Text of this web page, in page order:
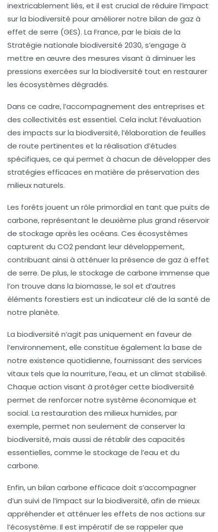
inextricablement liés, et il est crucial de réduire l’impact
sur la biodiversité pour améliorer notre bilan de gaz à
effet de serre (GES). La France, par le biais de la
Stratégie nationale biodiversité 2030, s’engage à
mettre en œuvre des mesures visant à diminuer les
pressions exercées sur la biodiversité tout en restaurer
les écosystèmes dégradés.
Dans ce cadre, l’accompagnement des entreprises et
des collectivités est essentiel. Cela inclut l’évaluation
des impacts sur la biodiversité, l’élaboration de feuilles
de route pertinentes et la réalisation d’études
spécifiques, ce qui permet à chacun de développer des
stratégies efficaces en matière de préservation des
milieux naturels.
Les forêts jouent un rôle primordial en tant que puits de
carbone, représentant le deuxième plus grand réservoir
de stockage après les océans. Ces écosystèmes
capturent du CO2pendant leur développement,
contribuant ainsi à atténuer la présence de gaz à effet
de serre. De plus, le stockage de carbone immense que
l’on trouve dans la biomasse, le sol et d’autres
éléments forestiers est un indicateur clé de la santé de
notre planète.
La biodiversité n’agit pas uniquement en faveur de
l’environnement, elle constitue également la base de
notre existence quotidienne, fournissant des services
vitaux tels que la nourriture, l’eau, et un climat stabilisé.
Chaque action visant à protéger cette biodiversité
permet de renforcer notre système économique et
social. La restauration des milieux humides, par
exemple, permet non seulement de conserver la
biodiversité, mais aussi de rétablir des capacités
essentielles, comme le stockage de l’eau et du
carbone.
Enfin, un bilan carbone efficace doit s’accompagner
d’un suivi de l’impact sur la biodiversité, afin de mieux
appréhender et atténuer les effets de nos actions sur
l’écosystème. Il est impératif de se rappeler que